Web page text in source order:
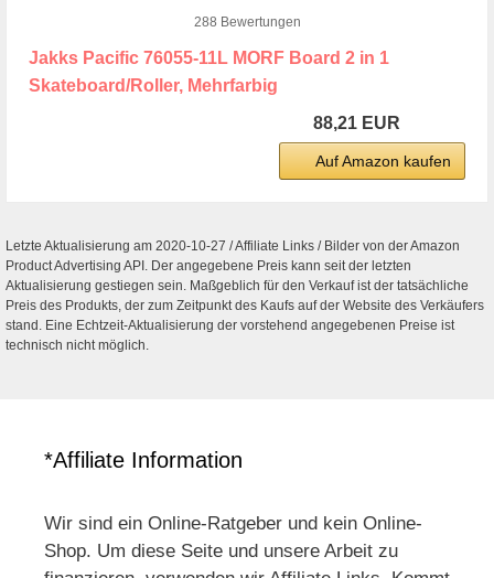
288 Bewertungen
Jakks Pacific 76055-11L MORF Board 2 in 1
Skateboard/Roller, Mehrfarbig
88,21 EUR
Auf Amazon kaufen
Letzte Aktualisierung am 2020-10-27 / Affiliate Links / Bilder von der Amazon
Product Advertising API. Der angegebene Preis kann seit der letzten
Aktualisierung gestiegen sein. Maßgeblich für den Verkauf ist der tatsächliche
Preis des Produkts, der zum Zeitpunkt des Kaufs auf der Website des Verkäufers
stand. Eine Echtzeit-Aktualisierung der vorstehend angegebenen Preise ist
technisch nicht möglich.
*Affiliate Information
Wir sind ein Online-Ratgeber und kein Online-
Shop. Um diese Seite und unsere Arbeit zu